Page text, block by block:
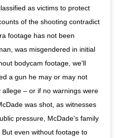
as victims to protect
of the shooting contradict
footage has not been
was misgendered in initial
bodycam footage, we'll
a gun he may or may not
– or if no warnings were
was shot, as witnesses
pressure, McDade's family
even without footage to